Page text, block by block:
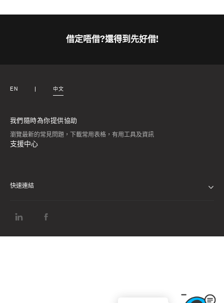
借定唔借?還得到先好借!
EN 中文
我們隨時為你提供協助
瀏覽最新的常見問題，下載常用表格，有用工具及資訊
支援中心
快速連結